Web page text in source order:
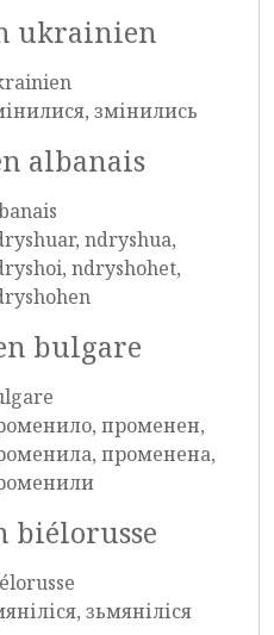
ukrainien
змінились
albanais
ndryshua,
ndryshohet,
bulgare
променен,
променена,
biélorusse
зьмяніліся